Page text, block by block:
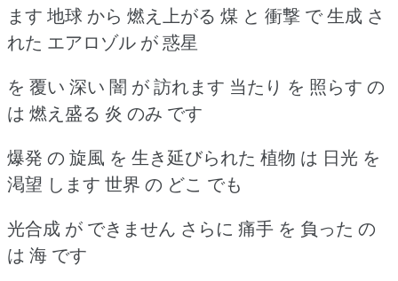
ます 地球 から 燃え上がる 煤 と 衝撃 で 生成 さ
れた エアロゾル が 惑星
を 覆い 深い 闇 が 訪れます 当たり を 照らす の
は 燃え盛る 炎 のみ です
爆発 の 旋風 を 生き延びられた 植物 は 日光 を
渇望 します 世界 の どこ でも
光合成 が できません さらに 痛手 を 負った の
は 海 です